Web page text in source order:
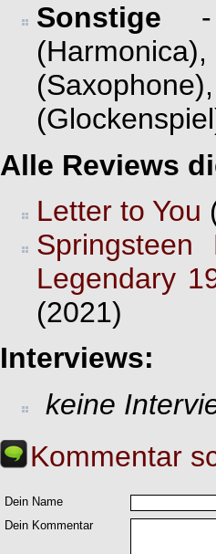
Sonstige -
Alle Reviews
Letter to You
Legendary
(2021)
Interviews:
keine
Kommentar
Dein Name
Dein Kommentar